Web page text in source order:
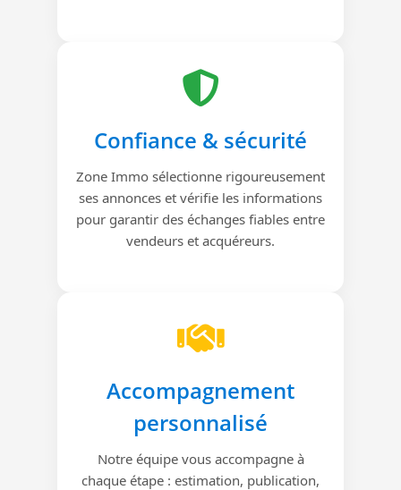
Confiance & sécurité
Zone Immo sélectionne rigoureusement
ses annonces et vérifie les informations
pour garantir des échanges fiables entre
vendeurs et acquéreurs.
Accompagnement
personnalisé
Notre équipe vous accompagne à
chaque étape : estimation, publication,